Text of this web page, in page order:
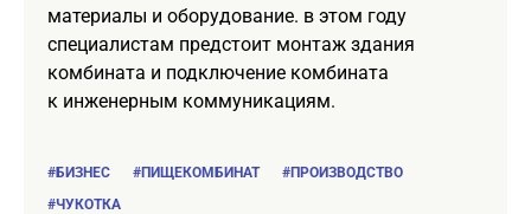
материалы и оборудование. в этом году
специалистам предстоит монтаж здания
комбината и подключение комбината
к инженерным коммуникациям.
#БИЗНЕС #ПИЩЕКОМБИНАТ
#ПРОИЗВОДСТВО
#ЧУКОТКА